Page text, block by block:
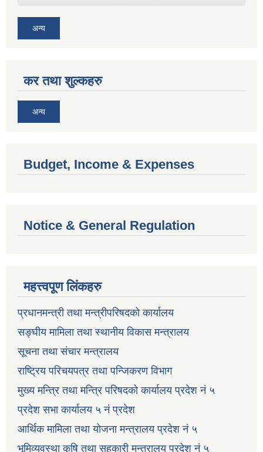
अन्य
कर तथा शुल्कहरु
अन्य
Budget, Income & Expenses
Notice & General Regulation
महत्त्वपूण लिंकहरु
प्रधानमन्त्री तथा मन्त्रीपरिषदको कार्यालय
सङ्घीय मामिला तथा स्थानीय विकास मन्त्रालय
सूचना तथा संचार मन्त्रालय
राष्ट्रिय परिचयपत्र तथा पन्जिकरण विभाग
मुख्य मन्त्रि तथा मन्त्रि परिषदको कार्यालय प्रदेश नं ५
प्रदेश सभा कार्यालय ५ नं प्रदेश
आर्थिक मामिला तथा योजना मन्त्रालय प्रदेश नं ५
भूमिव्यवस्था कृषि तथा सहकारी मन्त्रालय प्रदेश नं ५